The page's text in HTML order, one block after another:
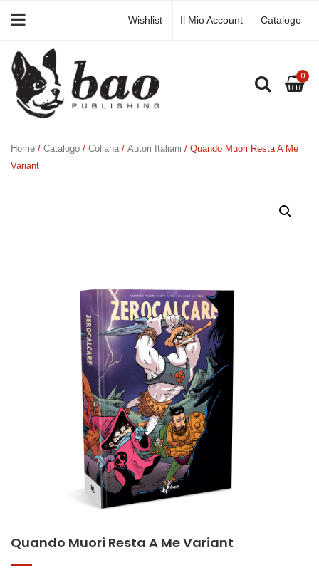
Wishlist Il Mio Account Catalogo
0
Home / Catalogo / Collana / Autori Italiani / Quando Muori Resta A Me
Variant
Quando Muori Resta A Me Variant